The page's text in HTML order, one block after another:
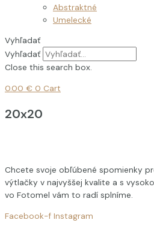
Abstraktné
Umelecké
Vyhľadať
Vyhľadať
Close this search box.
0.00 € 0 Cart
20x20
Chcete svoje obľúbené spomienky
výtlačky v najvyššej kvalite a s
vo Fotomel vám to radí splníme.
Facebook-f Instagram